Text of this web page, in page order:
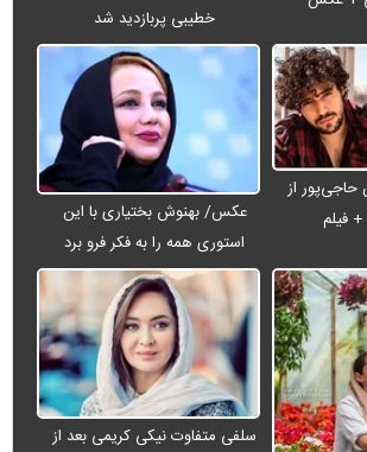
خطیبی پربازدید شد
حاجی‌پور از
فیلم
عکس/ بهنوش بختیاری با این
استوری همه را به فکر فرو برد
سلفی متفاوت نیکی کریمی بعد از